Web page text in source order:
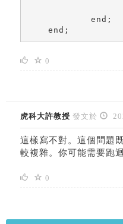
    end;
0
虎科大許教授 發文於
這樣寫不對。這個問題
較複雜。你可能需要跑
0